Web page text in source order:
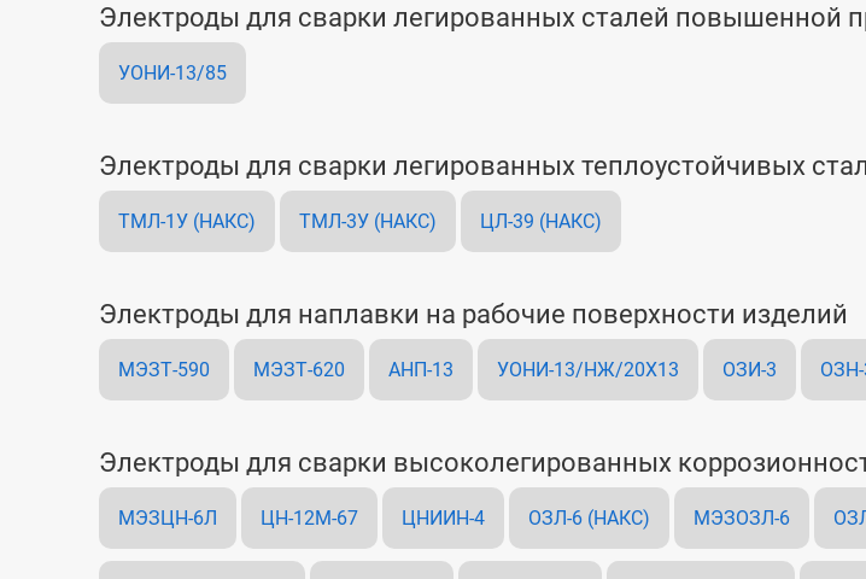
Электроды для сварки легированных сталей повышенной
УОНИ-13/85
Электроды для сварки легированных теплоустойчивых
ТМЛ-1У (НАКС) ТМЛ-3У (НАКС) ЦЛ-39 (НАКС)
Электроды для наплавки на рабочие поверхности изделий
МЭЗТ-590 МЭЗТ-620 АНП-13 УОНИ-13/НЖ/20Х13 ОЗИ-3
Электроды для сварки высоколегированных
МЭЗЦН-6Л ЦН-12М-67 ЦНИИН-4 ОЗЛ-6 (НАКС) МЭЗОЗЛ-6